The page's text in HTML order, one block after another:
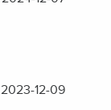
2023-12-09